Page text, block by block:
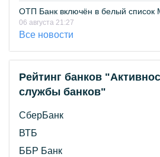
ОТП Банк включён в белый
06 августа 21:27
Все новости
Рейтинг банков
службы банков"
СберБанк
ВТБ
ББР Банк